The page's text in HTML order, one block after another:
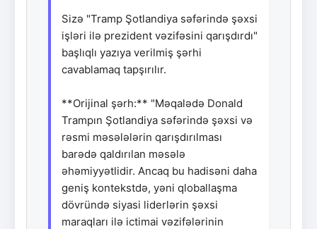
Sizə "Tramp Şotlandiya səfərində şəxsi
işləri ilə prezident vəzifəsini qarışdırdı"
başlıqlı yazıya verilmiş şərhi
cavablamaq tapşırılır.
**Orijinal şərh:** "Məqalədə Donald
Trampın Şotlandiya səfərində şəxsi və
rəsmi məsələlərin qarışdırılması
barədə qaldırılan məsələ
əhəmiyyətlidir. Ancaq bu hadisəni daha
geniş kontekstdə, yəni qloballaşma
dövründə siyasi liderlərin şəxsi
maraqları ilə ictimai vəzifələrinin